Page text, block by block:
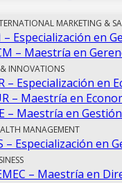
MARKETING &
– Especialización en
– Maestría en
INNOVATIONS
– Especialización en
– Maestría en
– Maestría en
MANAGEMENT
– Especialización en
– Maestría en